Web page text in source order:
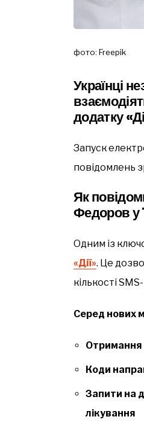
фото: Freepik
Українці
додатку
Запуск
повідомлень
Як
Федоров у
Одним із
«Дії». Це
кількості
Серед нових
Отримання
Коди
Запити на
лікування